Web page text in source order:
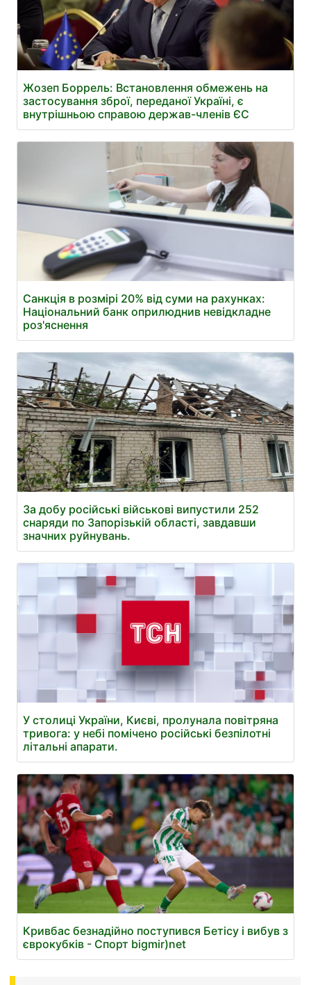
Жозеп Боррель: Встановлення обмежень на
застосування зброї, переданої Україні, є
внутрішньою справою держав-членів ЄС
Санкція в розмірі 20% від суми на рахунках:
Національний банк оприлюднив невідкладне
роз'яснення
За добу російські військові випустили 252
снаряди по Запорізькій області, завдавши
значних руйнувань.
У столиці України, Києві, пролунала повітряна
тривога: у небі помічено російські безпілотні
літальні апарати.
Кривбас безнадійно поступився Бетісу і вибув з
єврокубків - Спорт bigmir)net